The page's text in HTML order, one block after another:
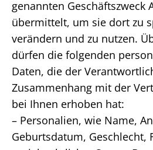
genannten Geschäftszweck
übermittelt, um sie dort zu
verändern und zu nutzen.
dürfen die folgenden
Daten, die der
Zusammenhang mit der
bei Ihnen erhoben hat:
– Personalien, wie Name,
Geburtsdatum, Geschlecht,